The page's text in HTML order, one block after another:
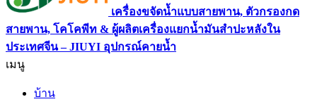
เครื่องขจัดน้ำแบบสายพาน, ตัวกรองกด
สายพาน, โคโคพีท & ผู้ผลิตเครื่องแยกน้ำมันสำปะหลังใน
ประเทศจีน – JIUYI อุปกรณ์คายน้ำ
เมนู
บ้าน